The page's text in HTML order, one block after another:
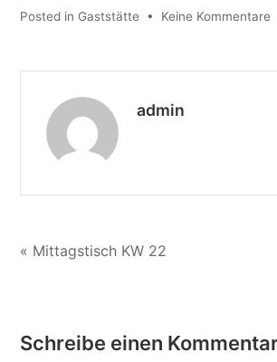
Posted in Gaststätte • Keine Kommentare
admin
Beitragsnavigation
« Mittagstisch KW 22
Schreibe einen